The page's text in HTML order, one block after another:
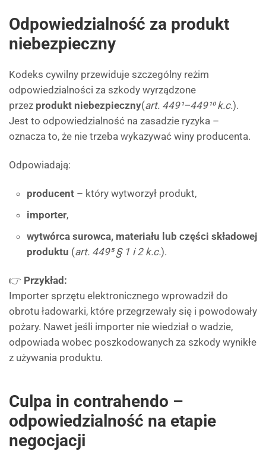
Odpowiedzialność za produkt
niebezpieczny
Kodeks cywilny przewiduje szczególny reżim
odpowiedzialności za szkody wyrządzone
przez produkt niebezpieczny(art. 449¹–449¹⁰ k.c.).
Jest to odpowiedzialność na zasadzie ryzyka –
oznacza to, że nie trzeba wykazywać winy producenta.
Odpowiadają:
producent – który wytworzył produkt,
importer,
wytwórca surowca, materiału lub części składowej
produktu (art. 449⁵ § 1 i 2 k.c.).
👉 Przykład:
Importer sprzętu elektronicznego wprowadził do
obrotu ładowarki, które przegrzewały się i powodowały
pożary. Nawet jeśli importer nie wiedział o wadzie,
odpowiada wobec poszkodowanych za szkody wynikłe
z używania produktu.
Culpa in contrahendo –
odpowiedzialność na etapie
negocjacji